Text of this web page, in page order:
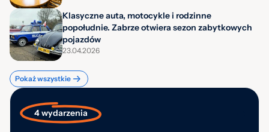
Klasyczne auta, motocykle i rodzinne
popołudnie. Zabrze otwiera sezon zabytkowych
pojazdów
23.04.2026
Pokaż wszystkie
4 wydarzenia